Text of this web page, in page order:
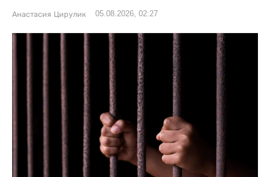
Анастасия Цирулик 05.08.2026, 02:27